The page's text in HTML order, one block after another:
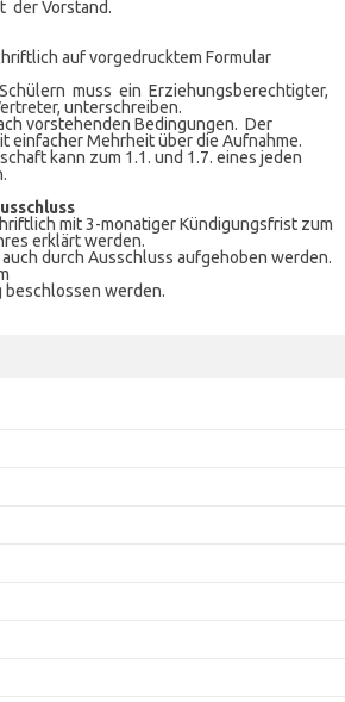
der Vorstand.
auf vorgedrucktem Formular
muss ein Erziehungsberechtigter,
unterschreiben.
vorstehenden Bedingungen. Der
einfacher Mehrheit über die Aufnahme.
kann zum 1.1. und 1.7. eines jeden
mit 3-monatiger Kündigungsfrist zum
erklärt werden.
durch Ausschluss aufgehoben werden.
werden.